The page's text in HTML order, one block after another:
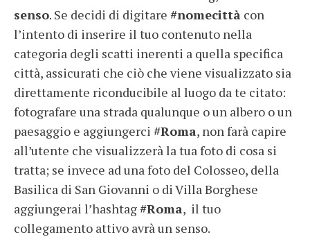
senso. Se decidi di digitare #nomecittà con
l’intento di inserire il tuo contenuto nella
categoria degli scatti inerenti a quella specifica
città, assicurati che ciò che viene visualizzato sia
direttamente riconducibile al luogo da te citato:
fotografare una strada qualunque o un albero o un
paesaggio e aggiungerci #Roma, non farà capire
all’utente che visualizzerà la tua foto di cosa si
tratta; se invece ad una foto del Colosseo, della
Basilica di San Giovanni o di Villa Borghese
aggiungerai l’hashtag #Roma, il tuo
collegamento attivo avrà un senso.